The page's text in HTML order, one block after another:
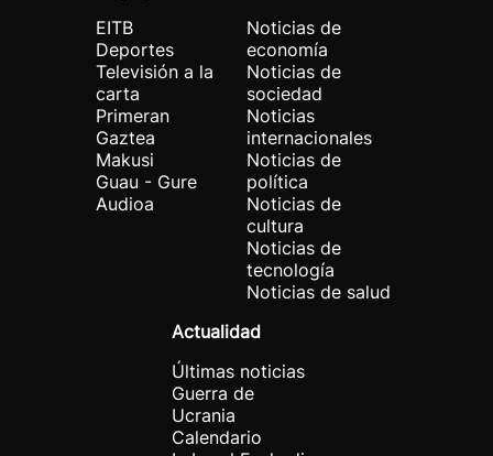
EITB
Deportes
Televisión a la
carta
Primeran
Gaztea
Makusi
Guau - Gure
Audioa
Noticias de
economía
Noticias de
sociedad
Noticias
internacionales
Noticias de
política
Noticias de
cultura
Noticias de
tecnología
Noticias de salud
Actualidad
Últimas noticias
Guerra de
Ucrania
Calendario